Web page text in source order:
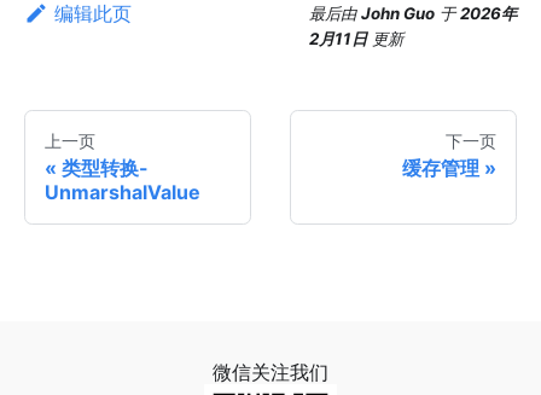
编辑此页 最后由John Guo 于2026年
2月11日 更新
上一页
类型转换-
UnmarshalValue
下一页
缓存管理
微信关注我们